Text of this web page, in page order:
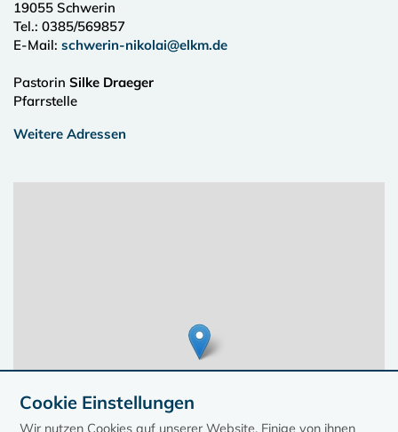
19055 Schwerin
Tel.: 0385/569857
E-Mail: schwerin-nikolai@elkm.de
Pastorin Silke Draeger
Pfarrstelle
Weitere Adressen
Cookie Einstellungen
Wir nutzen Cookies auf unserer Website. Einige von ihnen